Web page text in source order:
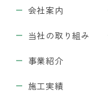
会社案内
当社の取り組み
事業紹介
施工実績